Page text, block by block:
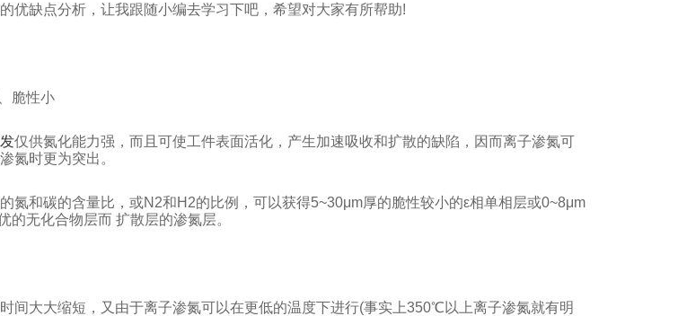
优缺点分析，让我跟随小编去学习下吧，希望对大家有所帮助!
脆性小
仅供氮化能力强，而且可使工件表面活化，产生加速吸收和扩散的缺陷，因而离子渗氮可
氮时更为突出。
氮和碳的含量比，或N2和H2的比例，可以获得5~30μm厚的脆性较小的ε相单相层或0~8μm
的无化合物层而 扩散层的渗氮层。
间大大缩短，又由于离子渗氮可以在更低的温度下进行(事实上350℃以上离子渗氮就有明